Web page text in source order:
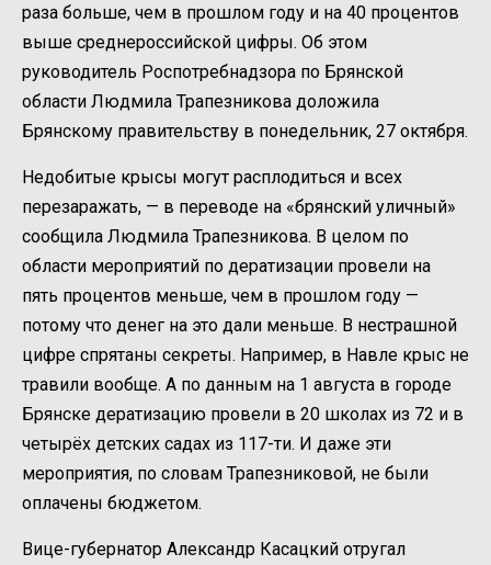
раза больше, чем в прошлом году и на 40 процентов
выше среднероссийской цифры. Об этом
руководитель Роспотребнадзора по Брянской
области Людмила Трапезникова доложила
Брянскому правительству в понедельник, 27 октября.
Недобитые крысы могут расплодиться и всех
перезаражать, — в переводе на «брянский уличный»
сообщила Людмила Трапезникова. В целом по
области мероприятий по дератизации провели на
пять процентов меньше, чем в прошлом году —
потому что денег на это дали меньше. В нестрашной
цифре спрятаны секреты. Например, в Навле крыс не
травили вообще. А по данным на 1 августа в городе
Брянске дератизацию провели в 20 школах из 72 и в
четырёх детских садах из 117-ти. И даже эти
мероприятия, по словам Трапезниковой, не были
оплачены бюджетом.
Вице-губернатор Александр Касацкий отругал